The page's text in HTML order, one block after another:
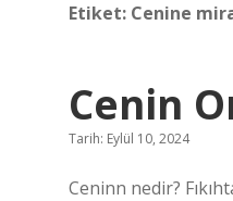
Etiket: Cenine
Cenin
Tarih: Eylül 10, 2024
Ceninn nedir?